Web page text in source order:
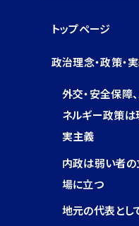
トップページ
政治理念・政策・
外交・安全保障
ネルギー政策は
実主義
内政は弱い者の
場に立つ
地元の代表とし